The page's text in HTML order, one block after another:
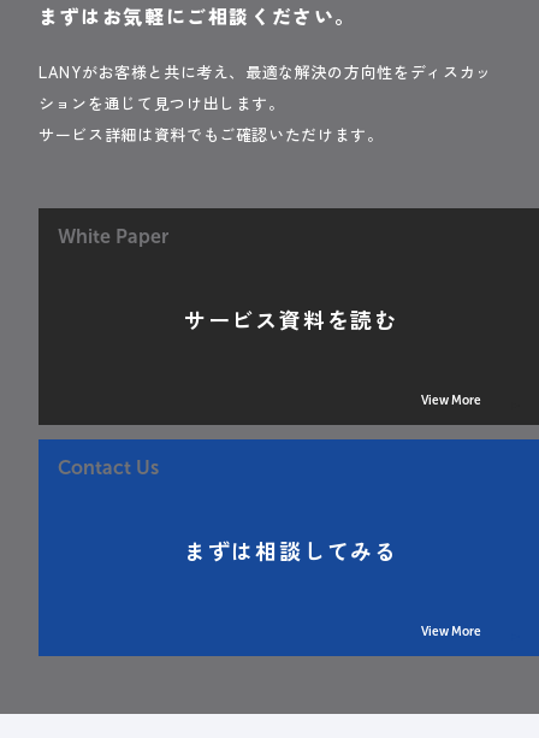
まずはお気軽にご相談ください。
LANYがお客様と共に考え、最適な解決の方向性をディスカッ
ションを通じて見つけ出します。
サービス詳細は資料でもご確認いただけます。
White Paper
サービス資料を読む
View More
Contact Us
まずは相談してみる
View More